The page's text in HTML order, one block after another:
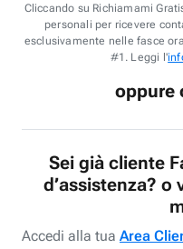
Cliccando su Richiamami
personali per ricevere
esclusivamente nelle fasce
#1. Leggi l'
oppure
Sei già cliente
d’assistenza? o
Accedi alla tua Area